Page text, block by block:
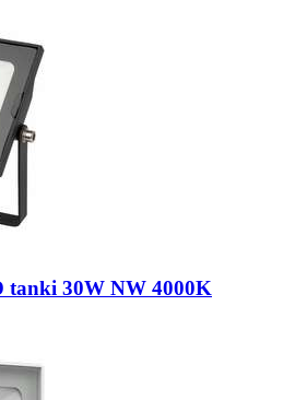
tanki 30W NW 4000K